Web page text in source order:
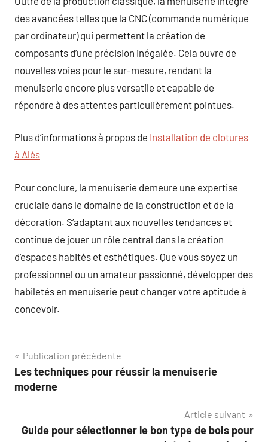
des avancées telles que la CNC (commande numérique
par ordinateur) qui permettent la création de
composants d’une précision inégalée. Cela ouvre de
nouvelles voies pour le sur-mesure, rendant la
menuiserie encore plus versatile et capable de
répondre à des attentes particulièrement pointues.
Plus d’informations à propos de Installation de clotures
à Alès
Pour conclure, la menuiserie demeure une expertise
cruciale dans le domaine de la construction et de la
décoration. S’adaptant aux nouvelles tendances et
continue de jouer un rôle central dans la création
d’espaces habités et esthétiques. Que vous soyez un
professionnel ou un amateur passionné, développer des
habiletés en menuiserie peut changer votre aptitude à
concevoir.
Navigation
de
Publication précédente
Les techniques pour réussir la menuiserie
moderne
Article suivant
Guide pour sélectionner le bon type de bois pour